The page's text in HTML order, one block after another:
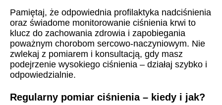
Pamiętaj, że odpowiednia profilaktyka nadciśnienia
oraz świadome monitorowanie ciśnienia krwi to
klucz do zachowania zdrowia i zapobiegania
poważnym chorobom sercowo-naczyniowym. Nie
zwlekaj z pomiarem i konsultacją, gdy masz
podejrzenie wysokiego ciśnienia – działaj szybko i
odpowiedzialnie.
Regularny pomiar ciśnienia – kiedy i jak?